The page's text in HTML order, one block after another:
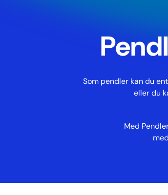
Som pendler kan du
eller du
Med